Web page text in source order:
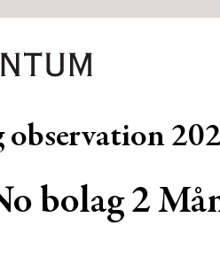
observation
bolag 2